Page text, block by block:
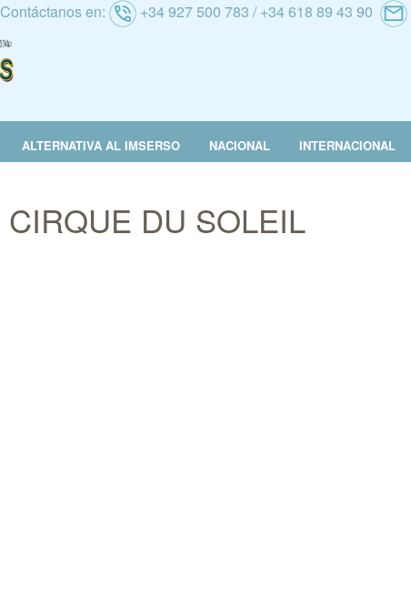
Contáctanos en: +34 927 500 783 / +34 618 89 43 90
ALTERNATIVA AL IMSERSO NACIONAL INTERNACIONAL
CIRQUE DU SOLEIL